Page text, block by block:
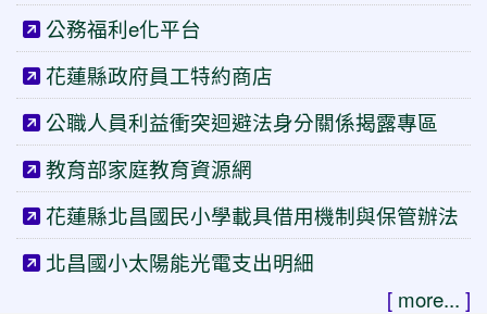
公務福利e化平台
花蓮縣政府員工特約商店
公職人員利益衝突迴避法身分關係揭露專區
教育部家庭教育資源網
花蓮縣北昌國民小學載具借用機制與保管辦法
北昌國小太陽能光電支出明細
[ more... ]